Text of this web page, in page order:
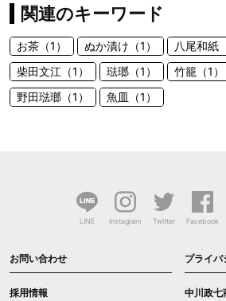
関連のキーワード
お茶（1） ぬか漬け（1） 八尾和紙
柴田文江（1）
琺瑯（1） 竹籠（1）
野田琺瑯（1）
魚皿（1）
LINE Instagram Twitter Facebook
お問い合わせ プライバ
採用情報 中川政七